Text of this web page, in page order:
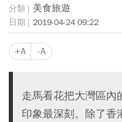
美食旅遊
2019-04-24 09:22
+A -A
走馬看花把大灣區內
印象最深刻。除了香